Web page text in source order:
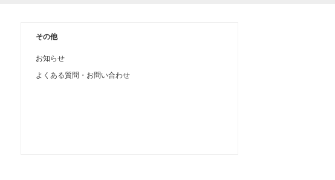
その他
お知らせ
よくある質問・お問い合わせ